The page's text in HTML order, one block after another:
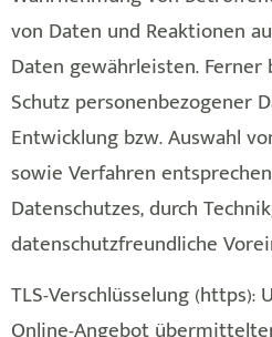
von Daten und Reaktionen
Daten gewährleisten.
Schutz personenbezogener
Entwicklung bzw. Auswahl
sowie Verfahren
Datenschutzes, durch
datenschutzfreundliche
TLS-Verschlüsselung (https):